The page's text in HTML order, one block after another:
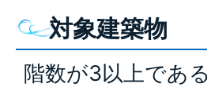
対象建築物
階数が3以上であ